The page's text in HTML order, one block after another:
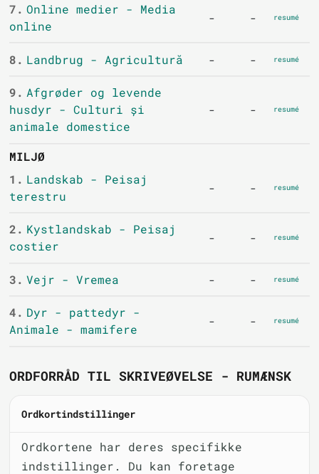
7. Online medier - Media
online
- - resumé
8. Landbrug - Agricultură - - resumé
9. Afgrøder og levende
husdyr - Culturi și
animale domestice
- - resumé
MILJØ
1. Landskab - Peisaj
terestru
- - resumé
2. Kystlandskab - Peisaj
costier
- - resumé
3. Vejr - Vremea - - resumé
4. Dyr - pattedyr -
Animale - mamifere
- - resumé
ORDFORRÅD TIL SKRIVEØVELSE - RUMÆNSK
Ordkortindstillinger
Ordkortene har deres specifikke
indstillinger. Du kan foretage